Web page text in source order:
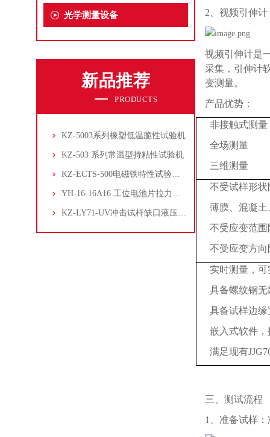
光学测量设备
新品推荐
PRODUCTS
KZ-5003系列橡塑低温脆性试验机
KZ-503 系列常温型持粘性试验机
KZ-ECTS-500电磁铁特性试验系统
YH-16-16A16 工位电池片拉力试验机
KZ-LY71-UV冲击试样缺口液压拉床
2、 视频引伸计
视频引伸计是
采集，引伸计
变测量。
产品优势：
非接触式测量
全场测量
三维测量
不受试样形
薄膜、混凝
不受应变范
不受应变方
实时测量，
具备螺纹钢
具备试样边
嵌入式软件，
满足现有
三、测试流程
1、准备试样